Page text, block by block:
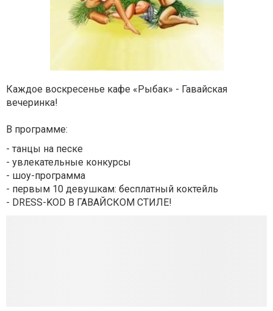
Каждое воскресенье кафе «Рыбак» - Гавайская
вечеринка!
В программе:
- танцы на песке
- увлекательные конкурсы
- шоу-программа
- первым 10 девушкам: бесплатный коктейль
- DRESS-KOD В ГАВАЙСКОМ СТИЛЕ!